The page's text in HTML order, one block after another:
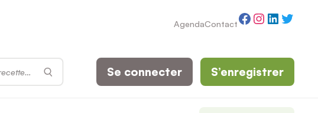
AgendaContactFacebook
Instagram
Se connecter S’enregistrer